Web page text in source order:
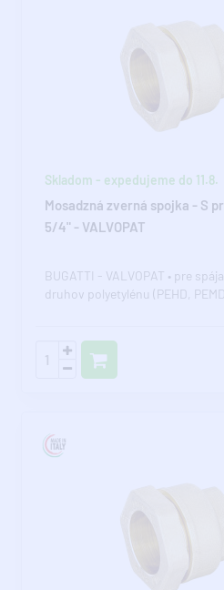
Skladom - expedujeme do 11.8.
Mosadzná zverná spojka - S
5/4" - VALVOPAT
BUGATTI - VALVOPAT • pre
druhov polyetylénu (PEHD,